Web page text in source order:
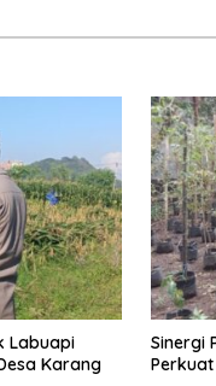
Labuapi
Karang
Sinergi